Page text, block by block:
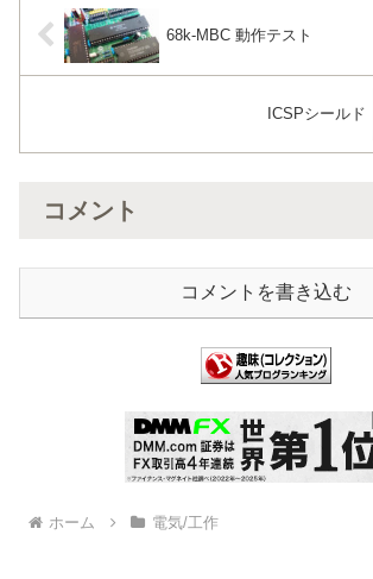
68k-MBC 動作テスト
ICSPシールド
コメント
コメントを書き込む
ホーム 電気/工作